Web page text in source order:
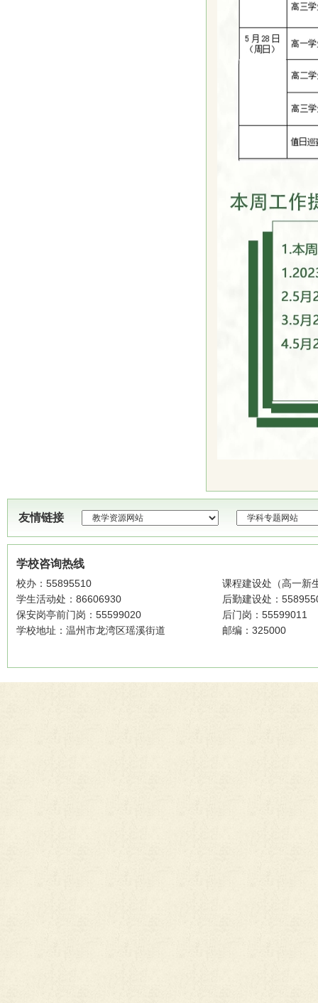
友情链接
学校咨询热线
校办：55895510
课程建设处（高一新
学生活动处：86606930
后勤建设处：
保安岗亭前门岗：55599020
后门岗：55599011
学校地址：温州市龙湾区瑶溪街道
邮编：325000